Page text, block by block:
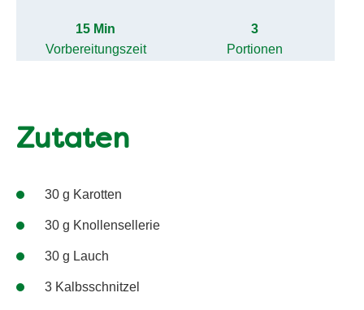
15 Min
Vorbereitungszeit
3
Portionen
Zutaten
30 g Karotten
30 g Knollensellerie
30 g Lauch
3 Kalbsschnitzel